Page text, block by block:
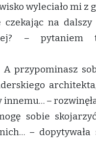
wyleciało mi z
czekając na
– pytaniem
przypominasz
–
sobie
– dopytywała